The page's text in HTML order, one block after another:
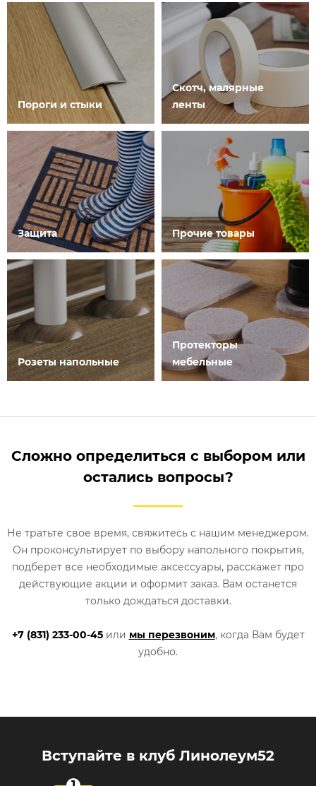
Пороги и стыки
Скотч, малярные
ленты
Защита Прочие товары
Розеты напольные
Протекторы
мебельные
Сложно определиться с выбором или
остались вопросы?
Не тратьте свое время, свяжитесь с нашим менеджером.
Он проконсультирует по выбору напольного покрытия,
подберет все необходимые аксессуары, расскажет про
действующие акции и оформит заказ. Вам останется
только дождаться доставки.
+7 (831) 233-00-45или мы перезвоним, когда Вам будет
удобно.
Вступайте в клуб Линолеум52